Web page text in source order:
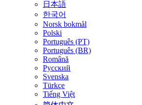
日本語
한국어
Norsk bokmål
Polski
Português (PT)
Português (BR)
Română
Русский
Svenska
Türkçe
Tiếng Việt